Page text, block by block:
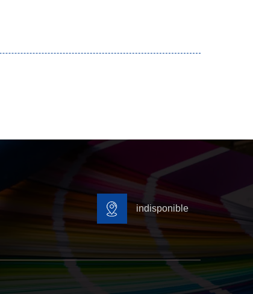
indisponible